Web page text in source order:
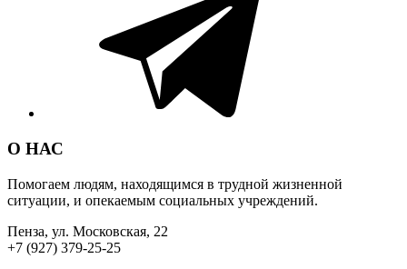
О НАС
Помогаем людям, находящимся в трудной жизненной
ситуации, и опекаемым социальных учреждений.
Пенза, ул. Московская, 22
+7 (927) 379-25-25